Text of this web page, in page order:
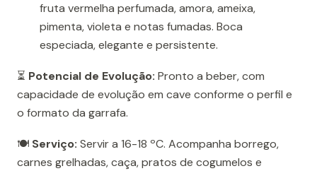
fruta vermelha perfumada, amora, ameixa,
pimenta, violeta e notas fumadas. Boca
especiada, elegante e persistente.
⏳ Potencial de Evolução: Pronto a beber, com
capacidade de evolução em cave conforme o perfil e
o formato da garrafa.
🍽️ Serviço: Servir a 16-18 ºC. Acompanha borrego,
carnes grelhadas, caça, pratos de cogumelos e